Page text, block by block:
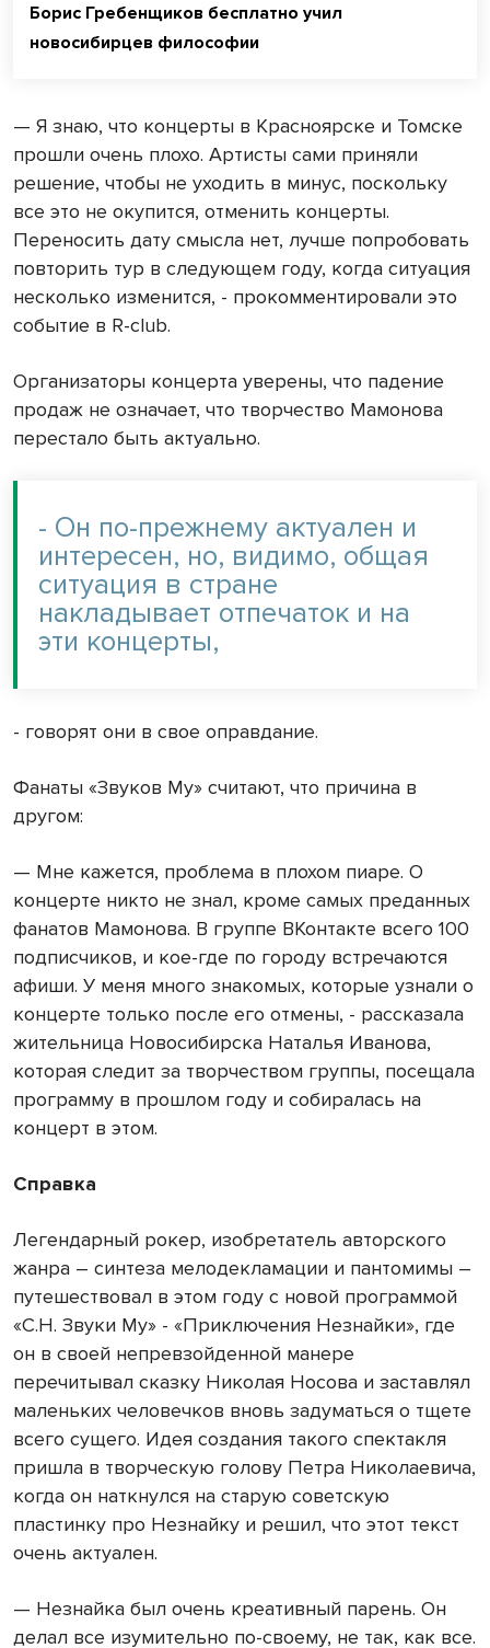
Борис Гребенщиков бесплатно учил
новосибирцев философии
— Я знаю, что концерты в Красноярске и Томске
прошли очень плохо. Артисты сами приняли
решение, чтобы не уходить в минус, поскольку
все это не окупится, отменить концерты.
Переносить дату смысла нет, лучше попробовать
повторить тур в следующем году, когда ситуация
несколько изменится, - прокомментировали это
событие в R-club.
Организаторы концерта уверены, что падение
продаж не означает, что творчество Мамонова
перестало быть актуально.
- Он по-прежнему актуален и
интересен, но, видимо, общая
ситуация в стране
накладывает отпечаток и на
эти концерты,
- говорят они в свое оправдание.
Фанаты «Звуков Му» считают, что причина в
другом:
— Мне кажется, проблема в плохом пиаре. О
концерте никто не знал, кроме самых преданных
фанатов Мамонова. В группе ВКонтакте всего 100
подписчиков, и кое-где по городу встречаются
афиши. У меня много знакомых, которые узнали о
концерте только после его отмены, - рассказала
жительница Новосибирска Наталья Иванова,
которая следит за творчеством группы, посещала
программу в прошлом году и собиралась на
концерт в этом.
Справка
Легендарный рокер, изобретатель авторского
жанра – синтеза мелодекламации и пантомимы –
путешествовал в этом году с новой программой
«С.Н. Звуки Му» - «Приключения Незнайки», где
он в своей непревзойденной манере
перечитывал сказку Николая Носова и заставлял
маленьких человечков вновь задуматься о тщете
всего сущего. Идея создания такого спектакля
пришла в творческую голову Петра Николаевича,
когда он наткнулся на старую советскую
пластинку про Незнайку и решил, что этот текст
очень актуален.
— Незнайка был очень креативный парень. Он
делал все изумительно по-своему, не так, как все.